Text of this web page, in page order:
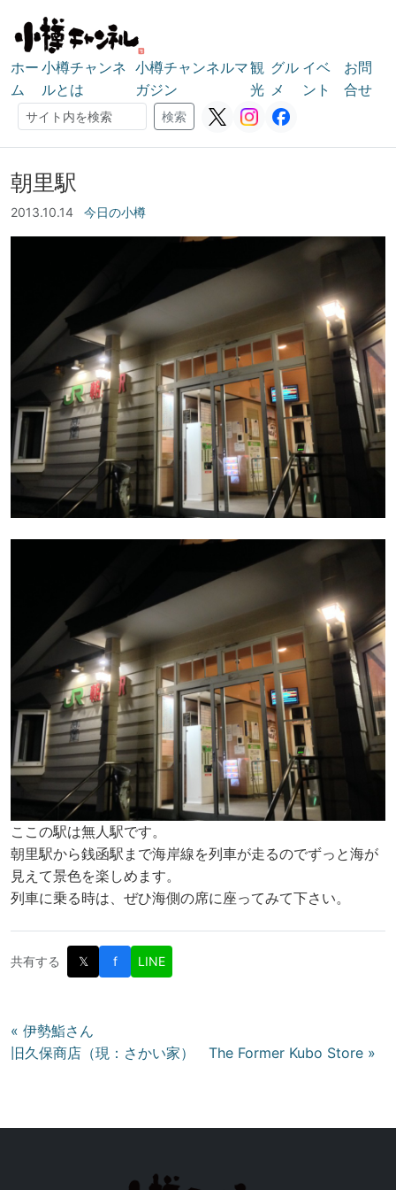
ホー
ム
小樽チャンネ
ルとは
小樽チャンネルマ
ガジン
観
光
グル
メ
イベ
ント
お問
合せ
検索
検索
朝里駅
2013.10.14 今日の小樽
ここの駅は無人駅です。
朝里駅から銭函駅まで海岸線を列車が走るのでずっと海が
見えて景色を楽しめます。
列車に乗る時は、ぜひ海側の席に座ってみて下さい。
共有する 𝕏 f LINE
投
稿
« 伊勢鮨さん
旧久保商店（現：さかい家） The Former Kubo Store »